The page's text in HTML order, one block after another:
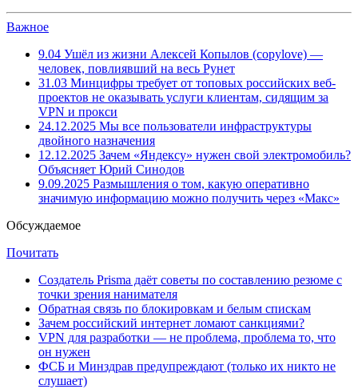
Важное
9.04 Ушёл из жизни Алексей Копылов (copylove) —
человек, повлиявший на весь Рунет
31.03 Минцифры требует от топовых российских веб-
проектов не оказывать услуги клиентам, сидящим за
VPN и прокси
24.12.2025 Мы все пользователи инфраструктуры
двойного назначения
12.12.2025 Зачем «Яндексу» нужен свой электромобиль?
Объясняет Юрий Синодов
9.09.2025 Размышления о том, какую оперативно
значимую информацию можно получить через «Макс»
Обсуждаемое
Почитать
Создатель Prisma даёт советы по составлению резюме с
точки зрения нанимателя
Обратная связь по блокировкам и белым спискам
Зачем российский интернет ломают санкциями?
VPN для разработки — не проблема, проблема то, что
он нужен
ФСБ и Минздрав предупреждают (только их никто не
слушает)